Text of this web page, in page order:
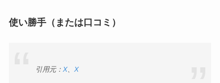
使い勝手（または口コミ）
引用元： X、 X